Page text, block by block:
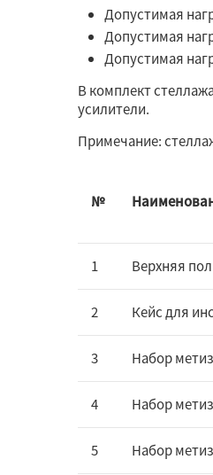
Допустимая
Допустимая
Допустимая
В комплект
усилители.
Примечание:
№
1 Верхняя
2 Кейс для
3 Набор
4 Набор
5 Набор